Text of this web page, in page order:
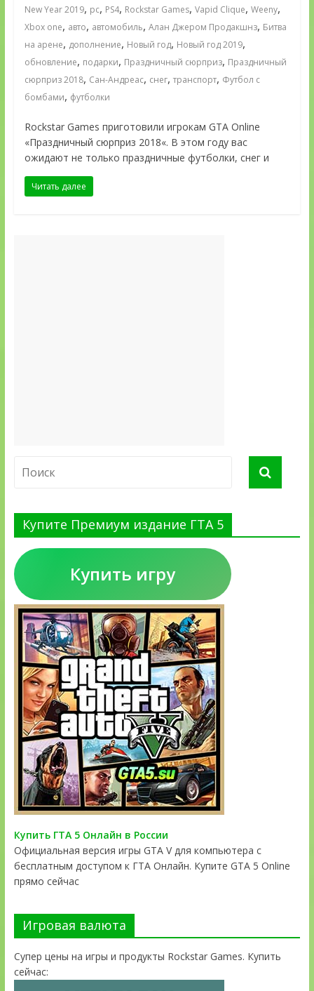
New Year 2019, pc, PS4, Rockstar Games, Vapid Clique, Weeny,
Xbox one, авто, автомобиль, Алан Джером Продакшнз, Битва
на арене, дополнение, Новый год, Новый год 2019,
обновление, подарки, Праздничный сюрприз, Праздничный
сюрприз 2018, Сан-Андреас, снег, транспорт, Футбол с
бомбами, футболки
Rockstar Games приготовили игрокам GTA Online
«Праздничный сюрприз 2018«. В этом году вас
ожидают не только праздничные футболки, снег и
Читать далее
Купите Премиум издание ГТА 5
Купить игру
Купить ГТА 5 Онлайн в России
Официальная версия игры GTA V для компьютера с
бесплатным доступом к ГТА Онлайн. Купите GTA 5 Online
прямо сейчас
Игровая валюта
Супер цены на игры и продукты Rockstar Games. Купить
сейчас: